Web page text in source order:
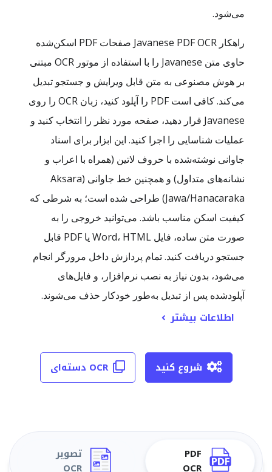
می‌شود.
راهکار Javanese PDF OCR صفحات PDF اسکن‌شده
حاوی متن Javanese را با استفاده از موتور OCR مبتنی
بر هوش مصنوعی به متن قابل ویرایش و جستجو تبدیل
می‌کند. کافی است PDF را آپلود کنید، زبان OCR را روی
Javanese قرار دهید، صفحه مورد نظر را انتخاب کنید و
عملیات شناسایی را اجرا کنید. این ابزار برای اسناد
جاوانی نوشته‌شده با حروف لاتین (همراه با اعراب و
نشانه‌های متداول) و همچنین خط جاوانی (Aksara
Jawa/Hanacaraka) طراحی شده است؛ به شرطی که
کیفیت اسکن مناسب باشد. می‌توانید خروجی را به
صورت متن ساده، فایل Word، HTML یا PDF قابل
جستجو دریافت کنید. تمام پردازش داخل مرورگر انجام
می‌شود، بدون نیاز به نصب نرم‌افزار، و فایل‌های
آپلودشده پس از تبدیل به‌طور خودکار حذف می‌شوند.
اطلاعات بیشتر
OCR دسته‌ای شروع کنید
تصویر
OCR
PDF
OCR